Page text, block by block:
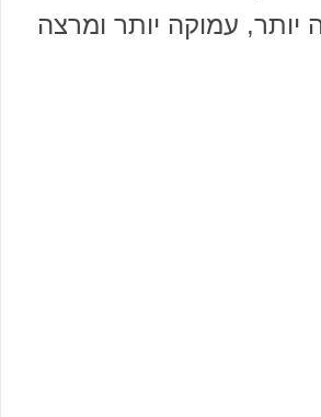
יותר, עמוקה יותר ומרצה